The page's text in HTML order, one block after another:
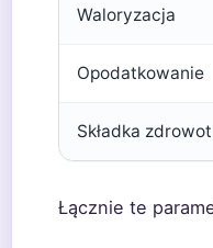
Waloryzacja
Opodatkowanie
Składka
Łącznie te